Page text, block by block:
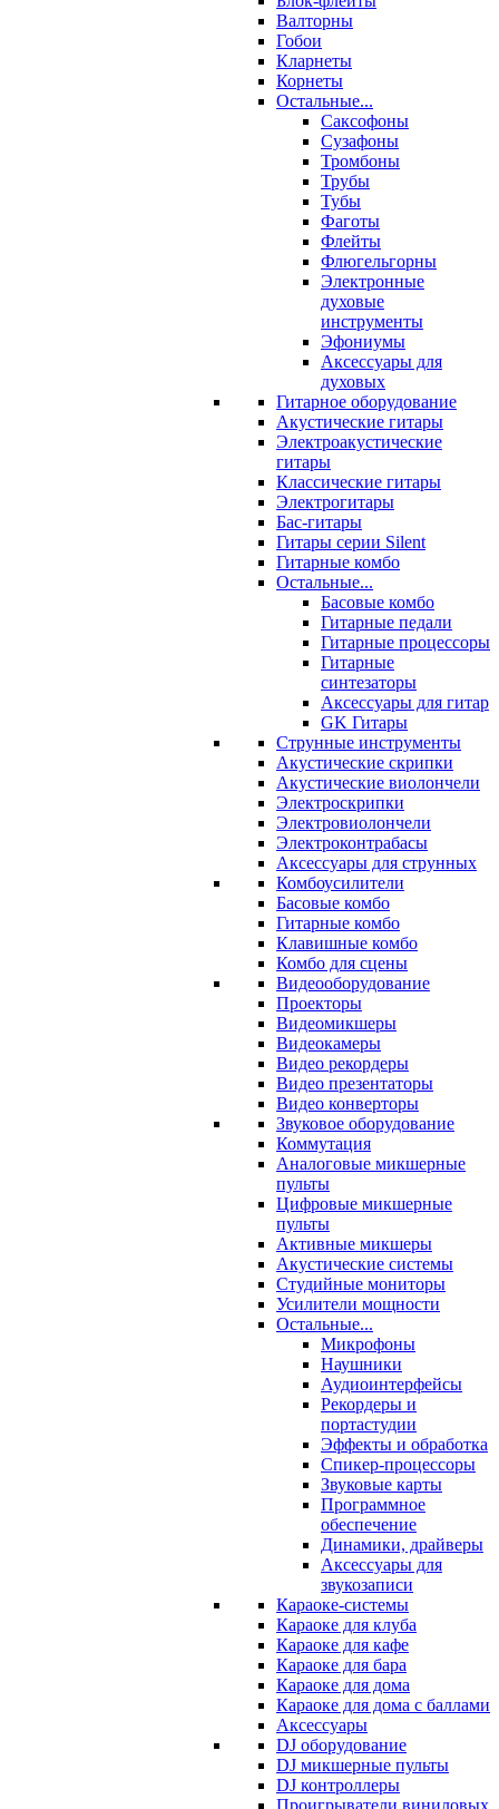
Валторны
Гобои
Кларнеты
Корнеты
Остальные...
Саксофоны
Сузафоны
Тромбоны
Трубы
Тубы
Фаготы
Флейты
Флюгельгорны
Электронные
духовые
инструменты
Эфониумы
Аксессуары для
духовых
Гитарное оборудование
Акустические гитары
Электроакустические
гитары
Классические гитары
Электрогитары
Бас-гитары
Гитары серии Silent
Гитарные комбо
Остальные...
Басовые комбо
Гитарные педали
Гитарные процессоры
Гитарные
синтезаторы
Аксессуары для гитар
GK Гитары
Струнные инструменты
Акустические скрипки
Акустические виолончели
Электроскрипки
Электровиолончели
Электроконтрабасы
Аксессуары для струнных
Комбоусилители
Басовые комбо
Гитарные комбо
Клавишные комбо
Комбо для сцены
Видеооборудование
Проекторы
Видеомикшеры
Видеокамеры
Видео рекордеры
Видео презентаторы
Видео конверторы
Звуковое оборудование
Коммутация
Аналоговые микшерные
пульты
Цифровые микшерные
пульты
Активные микшеры
Акустические системы
Студийные мониторы
Усилители мощности
Остальные...
Микрофоны
Наушники
Аудиоинтерфейсы
Рекордеры и
портастудии
Эффекты и обработка
Спикер-процессоры
Звуковые карты
Программное
обеспечение
Динамики, драйверы
Аксессуары для
звукозаписи
Караоке-системы
Караоке для клуба
Караоке для кафе
Караоке для бара
Караоке для дома
Караоке для дома с баллами
Аксессуары
DJ оборудование
DJ микшерные пульты
DJ контроллеры
Проигрыватели виниловых